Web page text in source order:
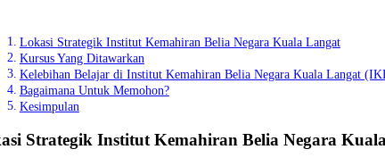
Lokasi Strategik Institut Kemahiran Belia Negara Kuala Langat
Kursus Yang Ditawarkan
Kelebihan Belajar di Institut Kemahiran Belia Negara Kuala Langat
Bagaimana Untuk Memohon?
Kesimpulan
Strategik Institut Kemahiran Belia Negara